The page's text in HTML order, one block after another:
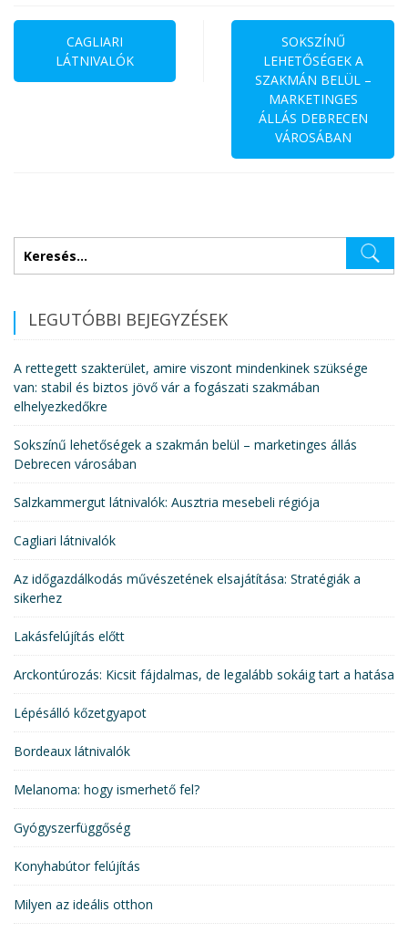
Bejegyzés
navigáció
CAGLIARI
LÁTNIVALÓK
SOKSZÍNŰ
LEHETŐSÉGEK A
SZAKMÁN BELÜL –
MARKETINGES
ÁLLÁS DEBRECEN
VÁROSÁBAN
LEGUTÓBBI BEJEGYZÉSEK
A rettegett szakterület, amire viszont mindenkinek szüksége
van: stabil és biztos jövő vár a fogászati szakmában
elhelyezkedőkre
Sokszínű lehetőségek a szakmán belül – marketinges állás
Debrecen városában
Salzkammergut látnivalók: Ausztria mesebeli régiója
Cagliari látnivalók
Az időgazdálkodás művészetének elsajátítása: Stratégiák a
sikerhez
Lakásfelújítás előtt
Arckontúrozás: Kicsit fájdalmas, de legalább sokáig tart a hatása
Lépésálló kőzetgyapot
Bordeaux látnivalók
Melanoma: hogy ismerhető fel?
Gyógyszerfüggőség
Konyhabútor felújítás
Milyen az ideális otthon